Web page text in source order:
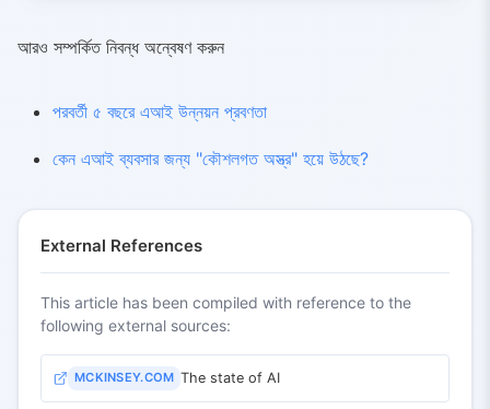
আরও সম্পর্কিত নিবন্ধ অন্বেষণ করুন
পরবর্তী ৫ বছরে এআই উন্নয়ন প্রবণতা
কেন এআই ব্যবসার জন্য "কৌশলগত অস্ত্র" হয়ে উঠছে?
External References
This article has been compiled with reference to the
following external sources:
MCKINSEY.COM The state of AI